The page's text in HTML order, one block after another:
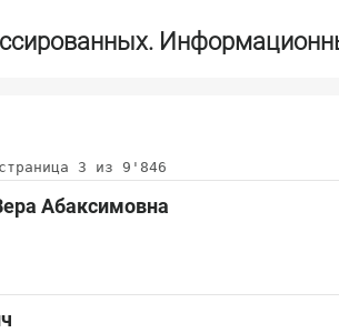
3 из 9'846
Абаксимовна